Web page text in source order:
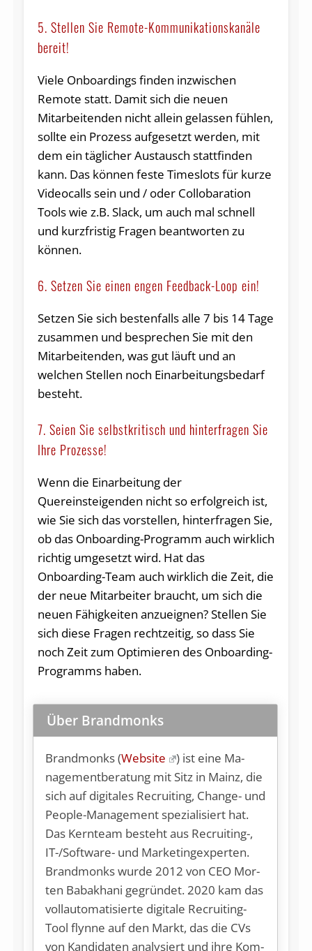
5. Stellen Sie Remote-Kommunikationskanäle
bereit!
Viele Onboardings finden inzwischen
Remote statt. Damit sich die neuen
Mitarbeitenden nicht allein gelassen fühlen,
sollte ein Prozess aufgesetzt werden, mit
dem ein täglicher Austausch stattfinden
kann. Das können feste Timeslots für kurze
Videocalls sein und / oder Collobaration
Tools wie z.B. Slack, um auch mal schnell
und kurzfristig Fragen beantworten zu
können.
6. Setzen Sie einen engen Feedback-Loop ein!
Setzen Sie sich bestenfalls alle 7 bis 14 Tage
zusammen und besprechen Sie mit den
Mitarbeitenden, was gut läuft und an
welchen Stellen noch Einarbeitungsbedarf
besteht.
7. Seien Sie selbstkritisch und hinterfragen Sie
Ihre Prozesse!
Wenn die Einarbeitung der
Quereinsteigenden nicht so erfolgreich ist,
wie Sie sich das vorstellen, hinterfragen Sie,
ob das Onboarding-Programm auch wirklich
richtig umgesetzt wird. Hat das
Onboarding-Team auch wirklich die Zeit, die
der neue Mitarbeiter braucht, um sich die
neuen Fähigkeiten anzueignen? Stellen Sie
sich diese Fragen rechtzeitig, so dass Sie
noch Zeit zum Optimieren des Onboarding-
Programms haben.
Über Brandmonks
Brandmonks (Website
) ist ei­ne Ma­
nage­ment­be­ra­tung mit Sitz in Mainz, die
sich auf di­gi­ta­les Re­cruit­ing, Chan­ge- und
Peop­le-Ma­nage­ment spe­zia­li­siert hat.
Das Kern­team be­steht aus Re­cruit­ing-,
IT-/Soft­ware- und Mar­ke­ting­ex­per­ten.
Brand­mon­ks wur­de 2012 von CEO Mor­
ten Ba­bak­ha­ni ge­grün­det. 2020 kam das
voll­au­to­ma­ti­sier­te di­gi­ta­le Re­cruit­ing-
Tool flyn­ne auf den Markt, das die CVs
von Kan­di­da­ten ana­ly­siert und ih­re Kom­